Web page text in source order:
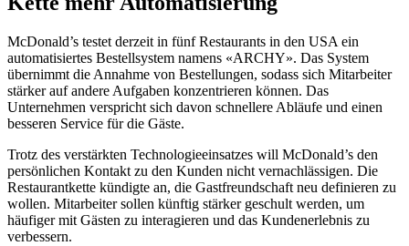
McDonald’s testet derzeit in fünf Restaurants in den USA ein
automatisiertes Bestellsystem namens «ARCHY». Das System
übernimmt die Annahme von Bestellungen, sodass sich Mitarbeiter
stärker auf andere Aufgaben konzentrieren können. Das
Unternehmen verspricht sich davon schnellere Abläufe und einen
besseren Service für die Gäste.
Trotz des verstärkten Technologieeinsatzes will McDonald’s den
persönlichen Kontakt zu den Kunden nicht vernachlässigen. Die
Restaurantkette kündigte an, die Gastfreundschaft neu definieren zu
wollen. Mitarbeiter sollen künftig stärker geschult werden, um
häufiger mit Gästen zu interagieren und das Kundenerlebnis zu
verbessern.